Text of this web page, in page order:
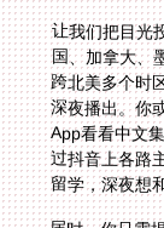
让我们把目光
国、加拿大、
跨北美多个时
深夜播出。你
App看看中文
过抖音上各路
留学，深夜想